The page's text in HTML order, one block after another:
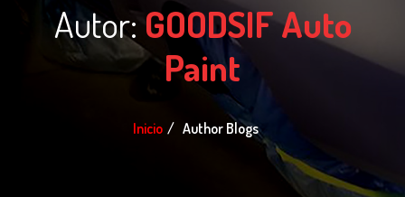
Autor: GOODSIF Auto
Paint
Inicio Author Blogs